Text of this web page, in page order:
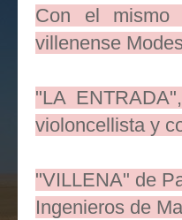
Con el mismo
villenense
"LA
violoncellista y
"VILLENA" de
Ingenieros de